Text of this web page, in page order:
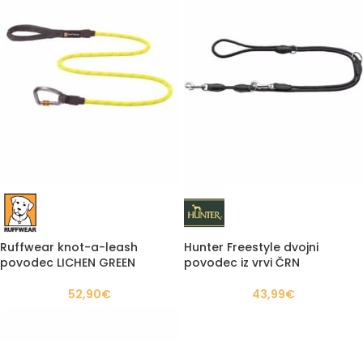
Ruffwear knot-a-leash
povodec LICHEN GREEN
52,90€
Hunter Freestyle dvojni
povodec iz vrvi ČRN
43,99€